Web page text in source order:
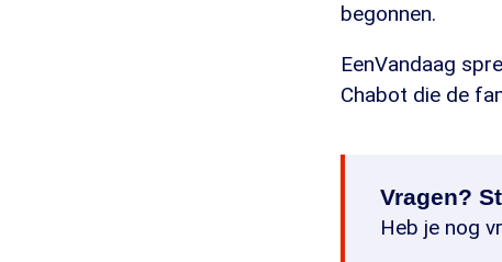
begonnen.
EenVandaag
Chabot die de
Vragen?
Heb je nog